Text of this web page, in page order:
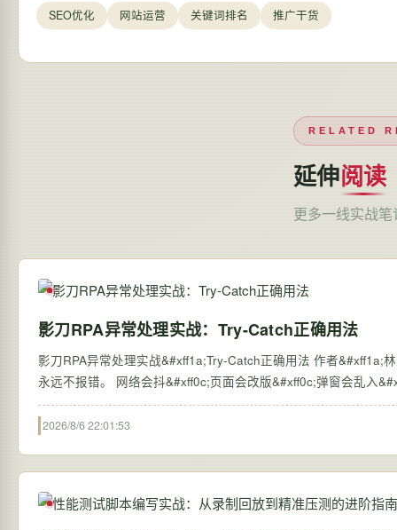
SEO优化 网站运营 关键词排名 推广干货
RELATED
延伸阅读
更多一线实战
影刀RPA异常处理实战：Try-Catch正确用法
影刀RPA异常处理实战&#xff1a;Try-Catch正确用法 作者&#xff1a;林焱 | 难度
2026/8/6 22:01:53